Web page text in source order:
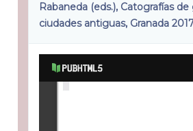
Rabaneda (eds.), Catografías
ciudades antiguas, Granada